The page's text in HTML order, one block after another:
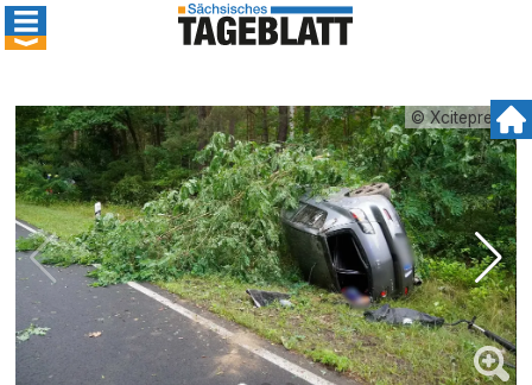
© Xcitepress